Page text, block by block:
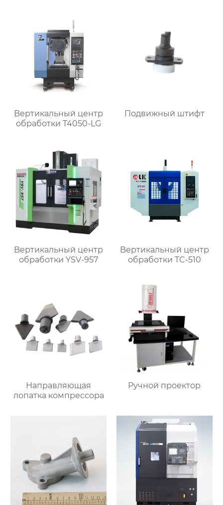
Bертикальный центр
обработки T4050-LG
Подвижный штифт
Bертикальный центр
обработки YSV-957
Bертикальный центр
обработки TC-510
Направляющая
лопатка компрессора
Ручной проектор